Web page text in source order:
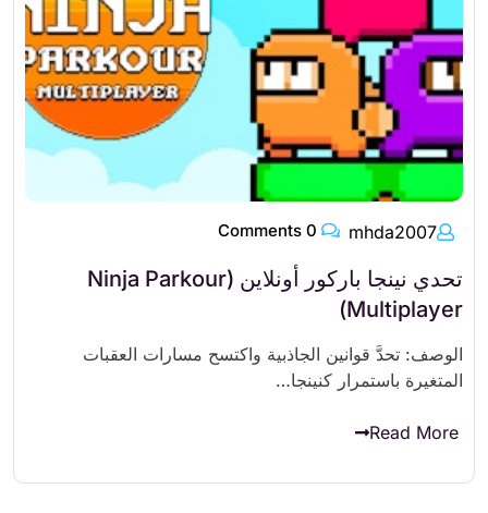
mhda2007
تحدي نينجا باركور أونلاين (Ninja Parkour
Multiplayer)
الوصف: تحدَّ قوانين الجاذبية واكتسح مسارات العقبات
المتغيرة باستمرار كنينجا…
Read More